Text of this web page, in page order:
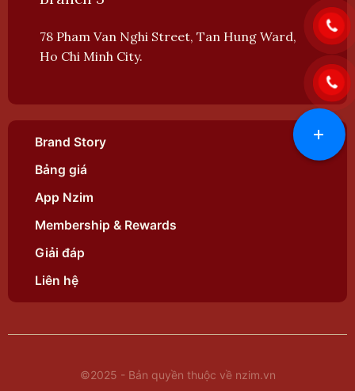
78 Pham Van Nghi Street, Tan Hung Ward,
Ho Chi Minh City.
Brand Story
Bảng giá
App Nzim
Membership & Rewards
Giải đáp
Liên hệ
©2025 - Bản quyền thuộc về nzim.vn
+